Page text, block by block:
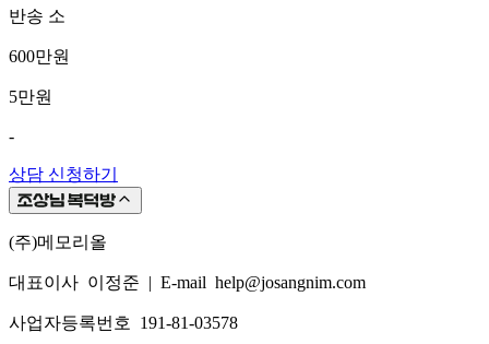
반송 소
600만원
5만원
-
상담 신청하기
(주)메모리올
대표이사 이정준 | E-mail help@josangnim.com
사업자등록번호 191-81-03578